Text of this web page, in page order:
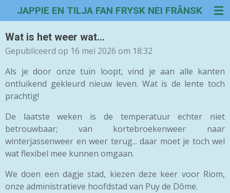
direct
naar
de
JAPPIE EN TILJA FAN FRYSK NEI FRÂNSK
Wat is het weer wat...
Gepubliceerd op 16 mei 2026 om 18:32
Als je door onze tuin loopt, vind je aan alle kanten
ontluikend gekleurd nieuw leven. Wat is de lente toch
prachtig!
De laatste weken is de temperatuur echter niet
betrouwbaar; van kortebroekenweer naar
winterjassenweer en weer terug... daar moet je toch wel
wat flexibel mee kunnen omgaan.
We doen een dagje stad, kiezen deze keer voor Riom,
onze administratieve hoofdstad van Puy de Dôme.